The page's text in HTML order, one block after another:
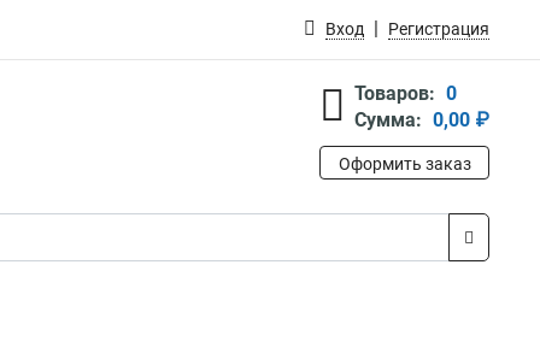
Вход Регистрация
Товаров: 0
Сумма: 0,00 ₽
Оформить заказ